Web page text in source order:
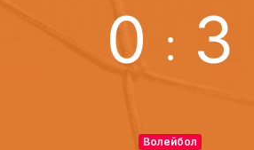
0 : 3
Волейбол